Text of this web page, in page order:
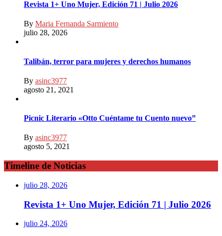
Revista 1+ Uno Mujer, Edición 71 | Julio 2026
By Maria Fernanda Sarmiento
julio 28, 2026
Talibán, terror para mujeres y derechos humanos
By asinc3977
agosto 21, 2021
Picnic Literario «Otto Cuéntame tu Cuento nuevo”
By asinc3977
agosto 5, 2021
Timeline de Noticias
julio 28, 2026
Revista 1+ Uno Mujer, Edición 71 | Julio 2026
julio 24, 2026